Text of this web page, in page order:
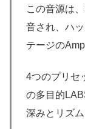
この音源は
音され、ハ
テージの
4つのプリセ
の多目的
深みとリズム